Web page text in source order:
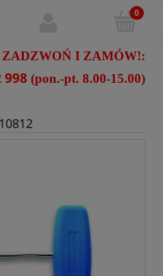
ZADZWOŃ I ZAMÓW!:
998 (pon.-pt. 8.00-15.00)